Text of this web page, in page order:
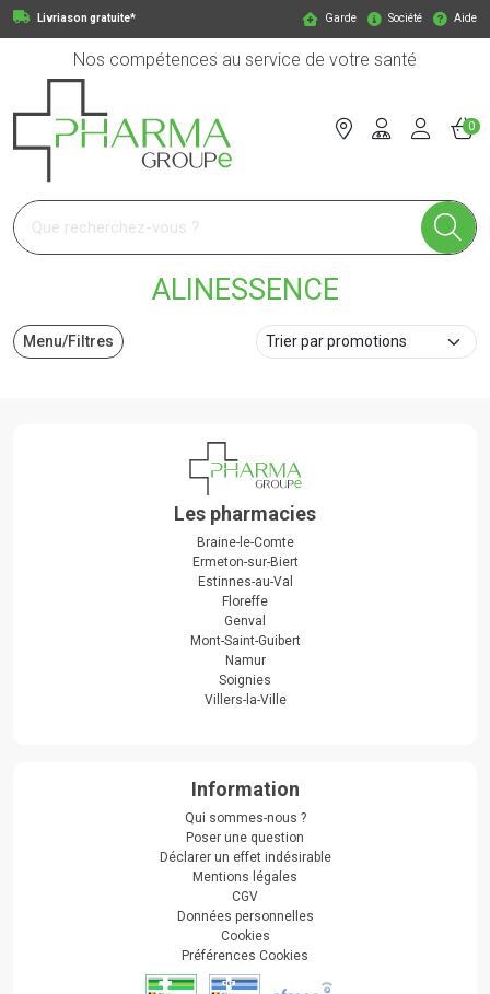
Livriason gratuite* Garde Société Aide
Nos compétences au service de votre santé
Pharmagroupe Votre pharmacie en ligne à votre service
0
ALINESSENCE
Menu/Filtres
Les pharmacies
Braine-le-Comte
Ermeton-sur-Biert
Estinnes-au-Val
Floreffe
Genval
Mont-Saint-Guibert
Namur
Soignies
Villers-la-Ville
Information
Qui sommes-nous ?
Poser une question
Déclarer un effet indésirable
Mentions légales
CGV
Données personnelles
Cookies
Préférences Cookies